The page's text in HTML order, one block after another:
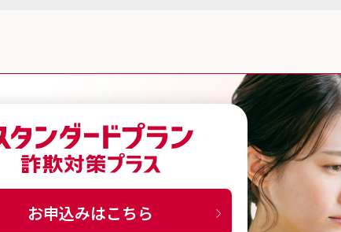
スタンダードプラン 詐欺対策プラス
お申込みはこちら